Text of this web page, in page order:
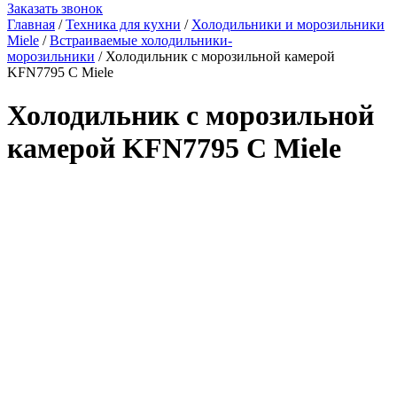
Заказать звонок
Главная /Техника для кухни / Холодильники и морозильники
Miele /Встраиваемые холодильники-
морозильники / Холодильник с морозильной камерой
KFN7795 C Miele
Холодильник с морозильной
камерой KFN7795 C Miele